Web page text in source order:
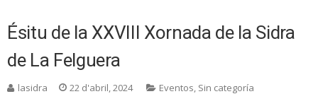
Ésitu de la XXVIII Xornada de la Sidra
de La Felguera
lasidra 22 d'abril, 2024 Eventos, Sin categoría